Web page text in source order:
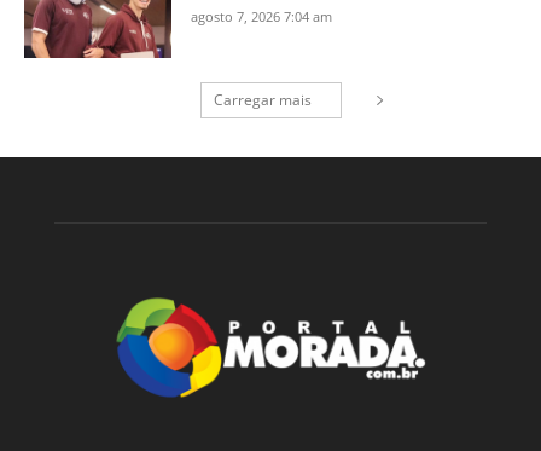
agosto 7, 2026 7:04 am
Carregar mais